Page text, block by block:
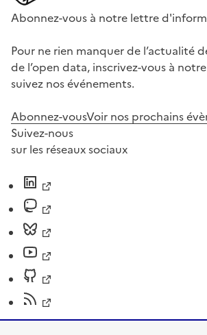
Abonnez-vous à notre lettre
Pour ne rien manquer de l’actualité
de l’open data, inscrivez-vous à
suivez nos événements.
Abonnez-vousVoir nos prochains
Suivez-nous
sur les réseaux sociaux